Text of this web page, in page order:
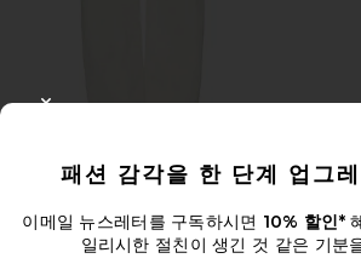
THE OFF DUTY DRAWSTRING
FRAME
$368
패션 감각을 한 단계 업그
이메일 뉴스레터를 구독하시면 10% 할인*
일리시한 절친이 생긴 것 같은 기분